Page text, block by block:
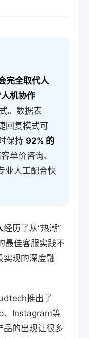
完全取代人
机协作
。数据表
回复模式可
保持 92% 的
单价咨询、
业人工配合快
经历了从“热潮”
最佳客服实践不
实现的深度融
推出了
Instagram等
品的出现让很多